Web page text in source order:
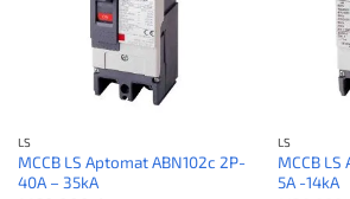
LS
MCCB LS Aptomat ABN102c 2P-
40A – 35kA
LS
MCCB
5A -14kA